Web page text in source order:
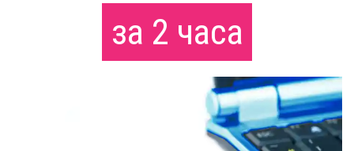
за 2 часа